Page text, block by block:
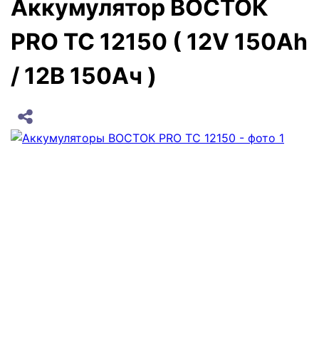
Аккумулятор ВОСТОК
PRO ТС 12150 ( 12V 150Ah
/ 12В 150Ач )